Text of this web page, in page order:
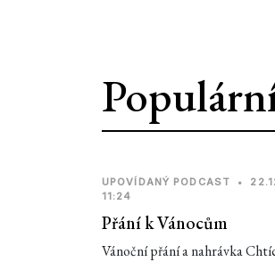
UPOVÍDANÝ PODCAST •
11:24
Přání k Vánocům
Vánoční přání a nahrávka